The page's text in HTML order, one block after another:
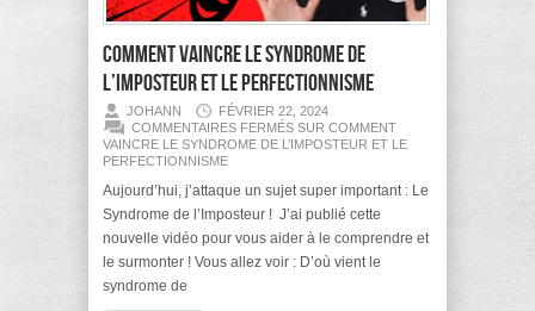
Comment vaincre le syndrome de
l’imposteur et le perfectionnisme
JOHANN
FÉVRIER 22, 2024
COMMENTAIRES FERMÉS SUR COMMENT
VAINCRE LE SYNDROME DE L’IMPOSTEUR ET LE
PERFECTIONNISME
Aujourd’hui, j’attaque un sujet super important : ​Le
Syndrome de l’Imposteur ! ​ J’ai publié cette
nouvelle vidéo pour vous aider à le comprendre et
le surmonter ! Vous allez voir : D’où vient le
syndrome de